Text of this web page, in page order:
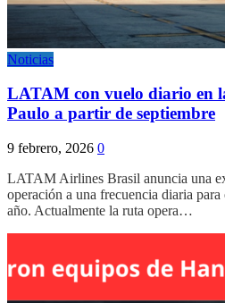
Noticias
LATAM con vuelo diario en
Paulo a partir de septiembre
9 febrero, 2026 0
LATAM Airlines Brasil anuncia una
operación a una frecuencia diaria para
año. Actualmente la ruta opera…